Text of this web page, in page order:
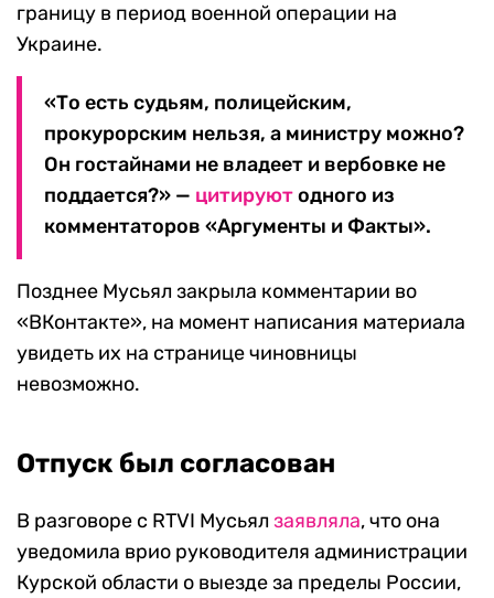
границу в период военной операции на
Украине.
«То есть судьям, полицейским,
прокурорским нельзя, а министру можно?
Он гостайнами не владеет и вербовке не
поддается?» — цитируютодного из
комментаторов «Аргументы и Факты».
Позднее Мусьял закрыла комментарии во
«ВКонтакте», на момент написания материала
увидеть их на странице чиновницы
невозможно.
Отпуск был согласован
В разговоре с RTVI Мусьял заявляла, что она
уведомила врио руководителя администрации
Курской области о выезде за пределы России,